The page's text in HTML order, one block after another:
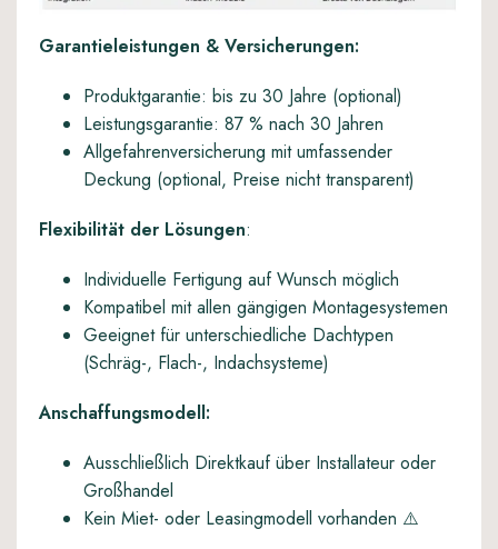
Garantieleistungen & Versicherungen:
Produktgarantie: bis zu 30 Jahre (optional)
Leistungsgarantie: 87 % nach 30 Jahren
Allgefahrenversicherung mit umfassender
Deckung (optional, Preise nicht transparent)
Flexibilität der Lösungen:
Individuelle Fertigung auf Wunsch möglich
Kompatibel mit allen gängigen Montagesystemen
Geeignet für unterschiedliche Dachtypen
(Schräg-, Flach-, Indachsysteme)
Anschaffungsmodell:
Ausschließlich Direktkauf über Installateur oder
Großhandel
Kein Miet- oder Leasingmodell vorhanden ⚠️